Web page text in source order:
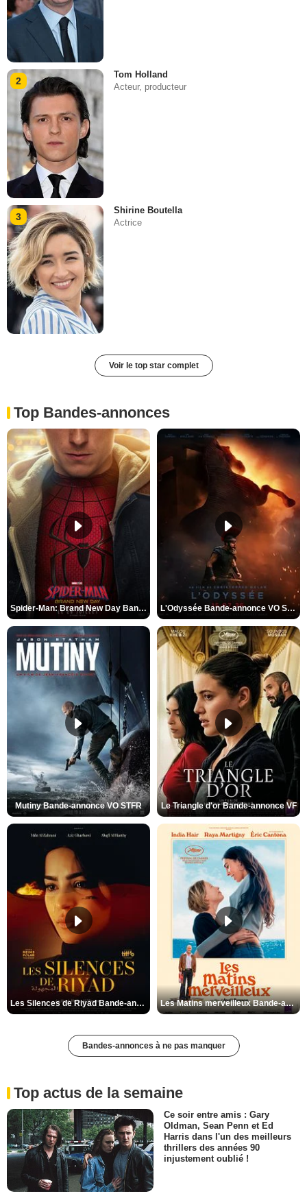
2
Tom Holland
Acteur, producteur
3
Shirine Boutella
Actrice
Voir le top star complet
Top Bandes-annonces
Spider-Man: Brand New Day Bande-annonce VO STFR L'Odyssée Bande-annonce VO STFR
Mutiny Bande-annonce VO STFR Le Triangle d'or Bande-annonce VF
Les Silences de Riyad Bande-annonce VO STFR Les Matins merveilleux Bande-annonce VF
Bandes-annonces à ne pas manquer
Top actus de la semaine
Ce soir entre amis : Gary
Oldman, Sean Penn et Ed
Harris dans l'un des meilleurs
thrillers des années 90
injustement oublié !